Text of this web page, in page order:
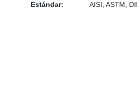
Estándar:
AISI, ASTM,